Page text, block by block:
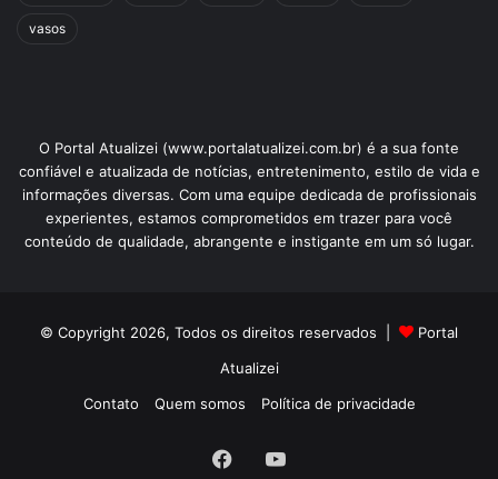
vasos
O Portal Atualizei (www.portalatualizei.com.br) é a sua fonte
confiável e atualizada de notícias, entretenimento, estilo de vida e
informações diversas. Com uma equipe dedicada de profissionais
experientes, estamos comprometidos em trazer para você
conteúdo de qualidade, abrangente e instigante em um só lugar.
© Copyright 2026, Todos os direitos reservados |
Portal
Atualizei
Contato
Quem somos Política de privacidade
FacebookYouTube